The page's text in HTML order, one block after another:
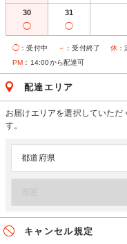
30
◯
31
◯
◯ ：受付中 － ：受付終了 休
PM ：14:00から配達可
配達エリア
お届けエリアを選択していただ
す。
キャンセル規定